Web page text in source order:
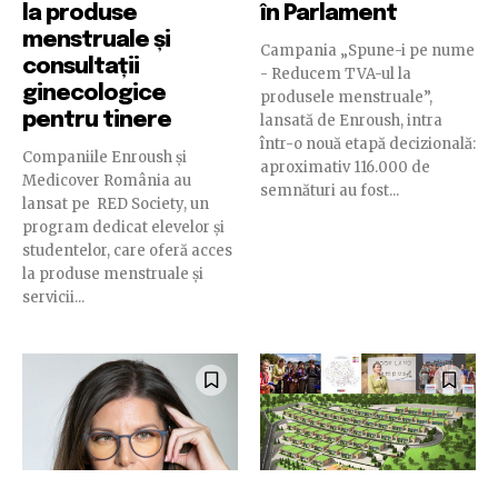
la produse
menstruale și
consultații
ginecologice
pentru tinere
Companiile Enroush și
Medicover România au
lansat pe RED Society, un
program dedicat elevelor și
studentelor, care oferă acces
la produse menstruale și
servicii...
în Parlament
Campania „Spune-i pe nume
- Reducem TVA-ul la
produsele menstruale”,
lansată de Enroush, intra
într-o nouă etapă decizională:
aproximativ 116.000 de
semnături au fost...